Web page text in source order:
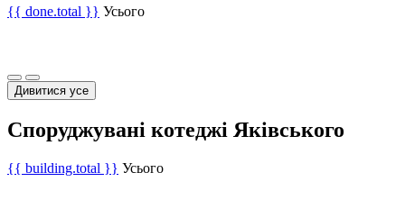
{{ done.total }} Усього
Дивитися усе
Споруджувані котеджі Яківського
{{ building.total }} Усього